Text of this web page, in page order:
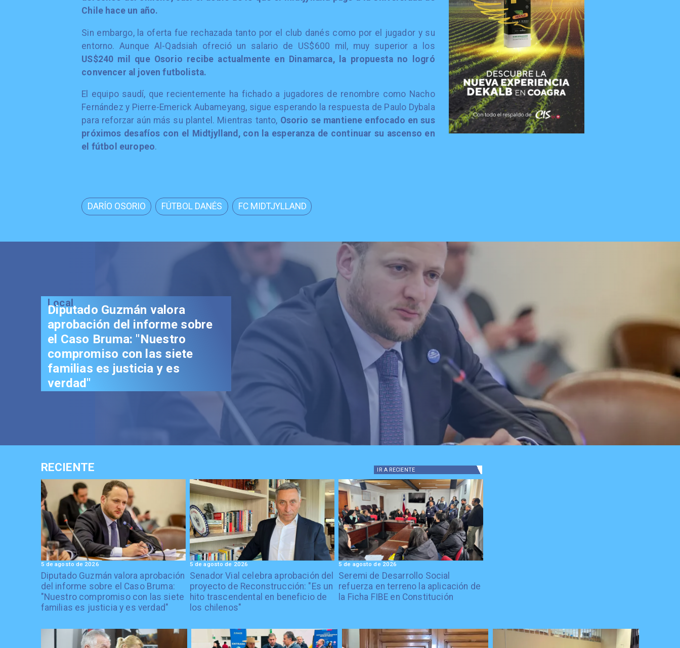
Chile hace un año.
Sin embargo, la oferta fue rechazada tanto por el club danés como por el jugador y su
entorno. Aunque Al-Qadsiah ofreció un salario de US$600 mil, muy superior a los
US$240 mil que Osorio recibe actualmente en Dinamarca, la propuesta no logró
convencer al joven futbolista.
El equipo saudí, que recientemente ha fichado a jugadores de renombre como Nacho
Fernández y Pierre-Emerick Aubameyang, sigue esperando la respuesta de Paulo Dybala
para reforzar aún más su plantel. Mientras tanto, Osorio se mantiene enfocado en sus
próximos desafíos con el Midtjylland, con la esperanza de continuar su ascenso en
el fútbol europeo.
DARÍO OSORIO FÚTBOL DANÉS FC MIDTJYLLAND
Local
Diputado Guzmán valora
aprobación del informe sobre
el Caso Bruma: "Nuestro
compromiso con las siete
familias es justicia y es
verdad"
RECIENTE IR A RECIENTE
Diputado Guzmán valora aprobación
del informe sobre el Caso Bruma:
"Nuestro compromiso con las siete
familias es justicia y es verdad"
5 de agosto de 2026
Senador Vial celebra aprobación del
proyecto de Reconstrucción: "Es un
hito trascendental en beneficio de
los chilenos"
5 de agosto de 2026
Seremi de Desarrollo Social
refuerza en terreno la aplicación de
la Ficha FIBE en Constitución
5 de agosto de 2026